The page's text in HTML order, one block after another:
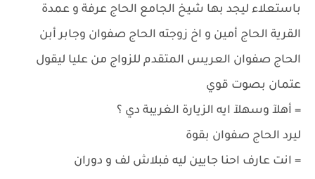
باستعلاء ليجد بها شيخ الجامع الحاج عرفة و عمدة
القرية الحاج أمين و اخ زوجته الحاج صفوان وجابر أبن
الحاج صفوان العريس المتقدم للزواج من عليا ليقول
عتمان بصوت قوي
= أهلآ وسهلآ ايه الزيارة الغريبة دي ؟
ليرد الحاج صفوان بقوة
= انت عارف احنا جايين ليه فبلاش لف و دوران